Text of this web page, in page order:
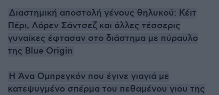
Διαστημική αποστολή γένους θηλυκού: Κέιτ
Πέρι, Λόρεν Σάντσεζ και άλλες τέσσερις
γυναίκες έφτασαν στο διάστημα με πύραυλο
της Blue Origin
Η Άνα Ομπρεγκόν που έγινε γιαγιά με
κατεψυγμένο σπέρμα του πεθαμένου γιου της